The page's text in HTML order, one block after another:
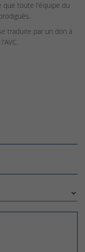
que toute l'équipe du
traduire par un don à